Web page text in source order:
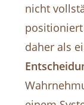
nicht
positioniert
daher als